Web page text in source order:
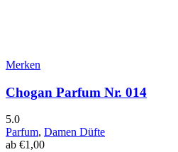
Merken
Chogan Parfum Nr. 014
5.0
Parfum, Damen Düfte
ab €1,00